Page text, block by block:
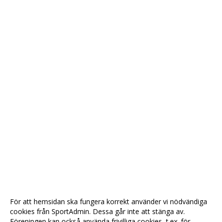
För att hemsidan ska fungera korrekt använder vi nödvändiga
cookies från SportAdmin. Dessa går inte att stänga av.